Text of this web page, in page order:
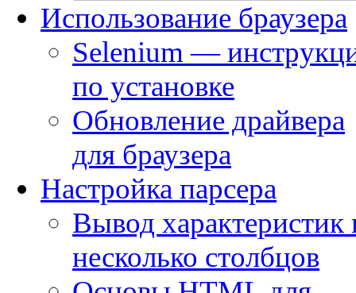
Использование браузера
Selenium —
по установке
Обновление драйвера
для браузера
Настройка парсера
Вывод характеристик
несколько столбцов